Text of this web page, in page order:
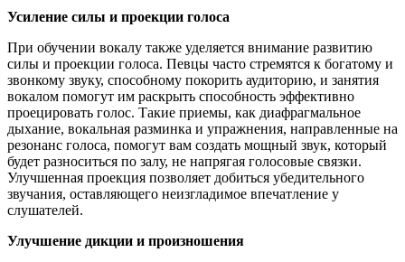
Усиление силы и проекции голоса
При обучении вокалу также уделяется внимание развитию
силы и проекции голоса. Певцы часто стремятся к богатому и
звонкому звуку, способному покорить аудиторию, и занятия
вокалом помогут им раскрыть способность эффективно
проецировать голос. Такие приемы, как диафрагмальное
дыхание, вокальная разминка и упражнения, направленные на
резонанс голоса, помогут вам создать мощный звук, который
будет разноситься по залу, не напрягая голосовые связки.
Улучшенная проекция позволяет добиться убедительного
звучания, оставляющего неизгладимое впечатление у
слушателей.
Улучшение дикции и произношения